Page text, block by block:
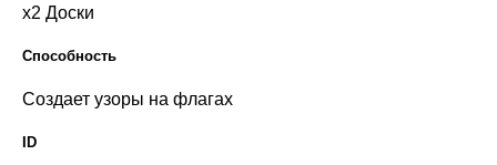
х2 Доски
Способность
Создает узоры на флагах
ID